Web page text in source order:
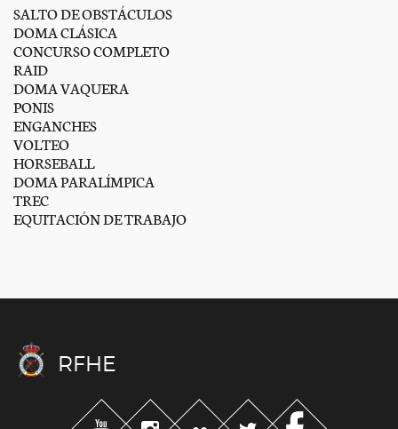
SALTO DE OBSTÁCULOS
DOMA CLÁSICA
CONCURSO COMPLETO
RAID
DOMA VAQUERA
PONIS
ENGANCHES
VOLTEO
HORSEBALL
DOMA PARALÍMPICA
TREC
EQUITACIÓN DE TRABAJO
RFHE